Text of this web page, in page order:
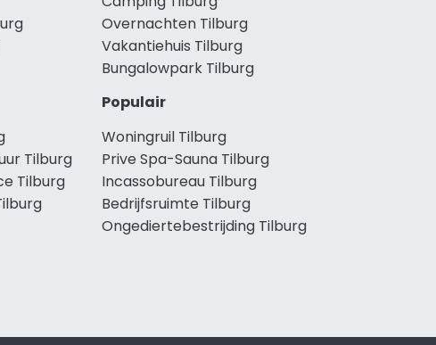
Overnachten Tilburg
Vakantiehuis Tilburg
Bungalowpark Tilburg
Tilburg
Tilburg
Populair
Woningruil Tilburg
Prive Spa-Sauna Tilburg
Incassobureau Tilburg
Bedrijfsruimte Tilburg
Ongediertebestrijding Tilburg